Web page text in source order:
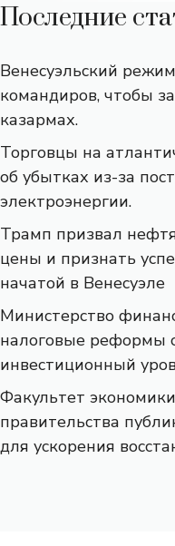
Последние
Венесуэльский
командиров, чтобы
казармах.
Торговцы на
об убытках из-за
электроэнергии.
Трамп призвал
цены и признать
начатой ​​в Венесуэле
Министерство
налоговые реформы
инвестиционный
Факультет
правительства
для ускорения